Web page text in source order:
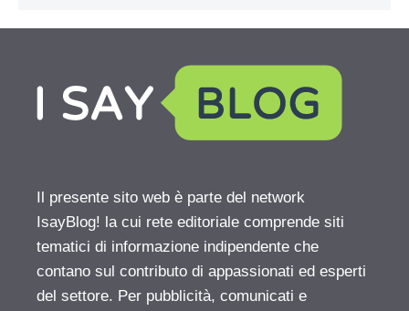
Il presente sito web è parte del network
IsayBlog! la cui rete editoriale comprende siti
tematici di informazione indipendente che
contano sul contributo di appassionati ed esperti
del settore. Per pubblicità, comunicati e